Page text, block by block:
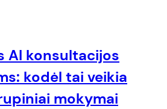
AI konsultacijos
kodėl tai veikia
mokymai